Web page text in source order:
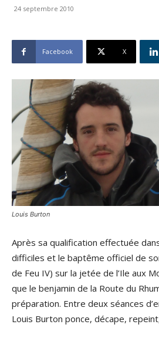
24 septembre 2010
Facebook X
Louis Burton
Après sa qualification effectuée
difficiles et le baptême officiel de
de Feu IV) sur la jetée de l’Ile aux
que le benjamin de la Route du
préparation. Entre deux séances
Louis Burton ponce, décape,